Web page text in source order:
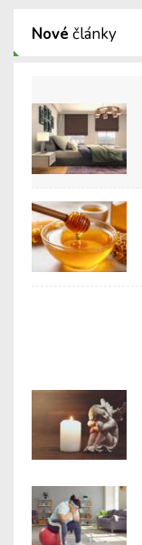
Nové články